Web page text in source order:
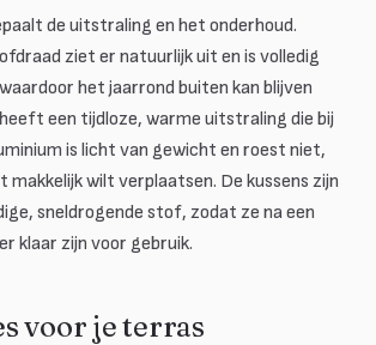
de uitstraling en het onderhoud.
ziet er natuurlijk uit en is volledig
het jaarrond buiten kan blijven
een tijdloze, warme uitstraling die bij
is licht van gewicht en roest niet,
makkelijk wilt verplaatsen. De kussens zijn
sneldrogende stof, zodat ze na een
klaar zijn voor gebruik.
voor je terras